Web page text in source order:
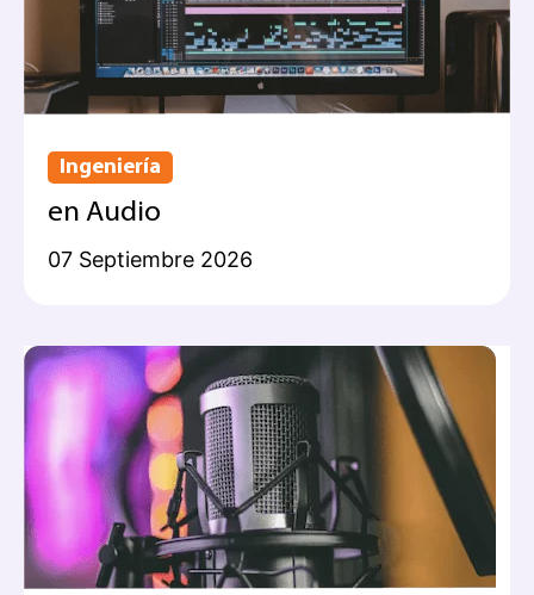
Ingeniería
en Audio
07 Septiembre 2026